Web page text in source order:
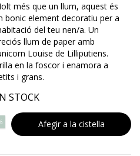
més que un llum, aquest és
bonic element decoratiu per a
del teu nen/a. Un
llum de paper amb
Louise de Lilliputiens.
en la foscor i enamora a
i grans.
STOCK
Afegir a la cistella